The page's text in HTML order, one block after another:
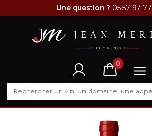
Une question ? 05 57 97
0